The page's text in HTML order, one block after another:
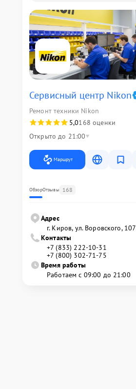
Сервисный центр Nikon
Ремонт техники Nikon
5,0168 оценки
Открыто до 21:00
Маршрут
ОбзорОтзывы 168
Адрес
г. Киров, ул. Воровского, 107
Контакты
+7 (833) 222-10-31
+7 (800) 302-71-75
Время работы
Работаем с 09:00 до 21:00